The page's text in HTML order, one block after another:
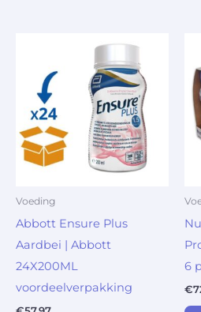
Voeding
Abbott Ensure Plus
Aardbei | Abbott
24X200ML
voordeelverpakking
6
€